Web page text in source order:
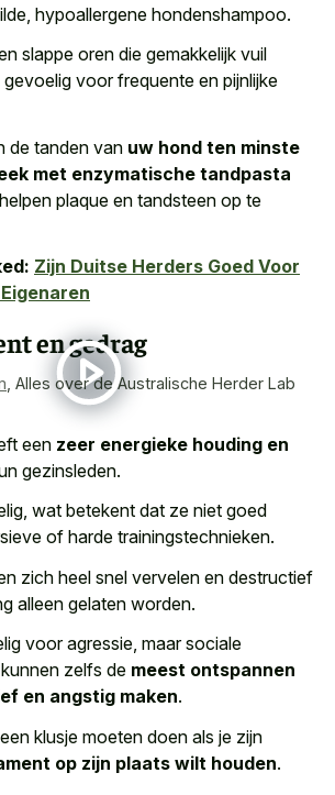
hypoallergene hondenshampoo.
slappe oren die gemakkelijk vuil
gevoelig voor frequente en pijnlijke
de tanden van uw hond ten minste
met enzymatische tandpasta
plaque en tandsteen op te
Zijn Duitse Herders Goed Voor
en gedrag
, Alles over de Australische Herder Lab
een zeer energieke houding en
gezinsleden.
wat betekent dat ze niet goed
of harde trainingstechnieken.
zich heel snel vervelen en destructief
alleen gelaten worden.
voor agressie, maar sociale
zelfs de meest ontspannen
en angstig maken.
klusje moeten doen als je zijn
op zijn plaats wilt houden.